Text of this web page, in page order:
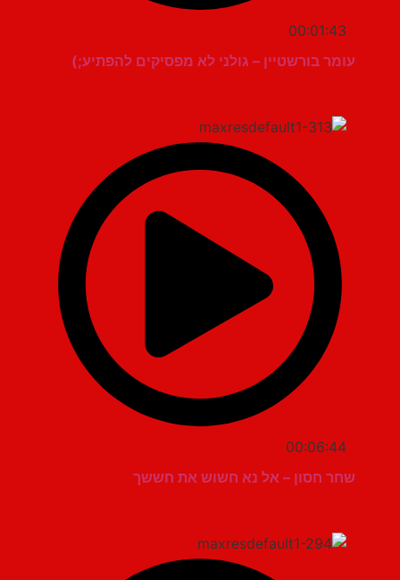
00:01:43
עומר בורשטיין – גולני לא מפסיקים להפתיע;)
00:06:44
שחר חסון – אל נא חשוש את חששך